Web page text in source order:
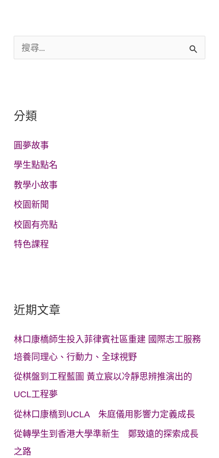
字
:
分類
圓夢故事
學生點點名
教學小故事
校園新聞
校園有亮點
特色課程
近期文章
林口康橋師生投入菲律賓社區重建 國際志工服務
培養同理心、行動力、全球視野
從棋盤到工程藍圖 黃立宸以冷靜思辨推演出的
UCL工程夢
從林口康橋到UCLA 朱庭儀用影響力定義成長
從轉學生到香港大學準新生 鄭致遠的探索成長
之路